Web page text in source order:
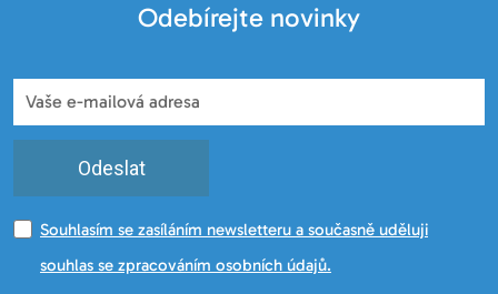
Odebírejte novinky
Odeslat
Souhlasím se zasíláním newsletteru a současně uděluji
souhlas se zpracováním osobních údajů.